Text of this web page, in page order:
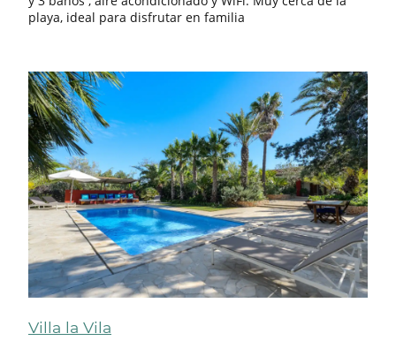
playa, ideal para disfrutar en familia
Villa la Vila